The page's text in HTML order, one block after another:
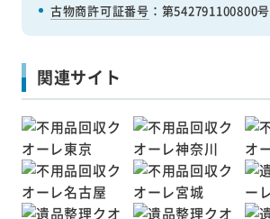
古物商許可証番号 ：第542791100800号
関連サイト